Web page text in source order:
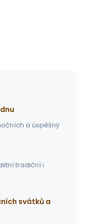
a úspěšný
tradiční i
svátků a